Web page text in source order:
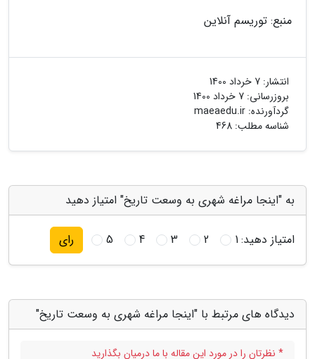
منبع: توریسم آنلاین
انتشار: 7 خرداد 1400
بروزرسانی: 7 خرداد 1400
گردآورنده: maeaedu.ir
شناسه مطلب: 468
به "اینجا مراغه شهری به وسعت تاریخ" امتیاز دهید
امتیاز دهید:1
2
3
4
5 رای
دیدگاه های مرتبط با "اینجا مراغه شهری به وسعت تاریخ"
* نظرتان را در مورد این مقاله با ما درمیان بگذارید